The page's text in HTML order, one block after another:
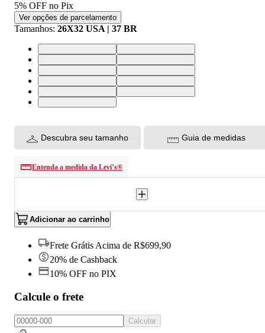
5% OFF no Pix
Ver opções de parcelamento
Tamanhos: 26X32 USA | 37 BR
Descubra seu tamanho Guia de medidas
Entenda a medida da Levi’s®
Adicionar ao carrinho
Frete Grátis Acima de R$699,90
20% de Cashback
10% OFF no PIX
Calcule o frete
Calcular